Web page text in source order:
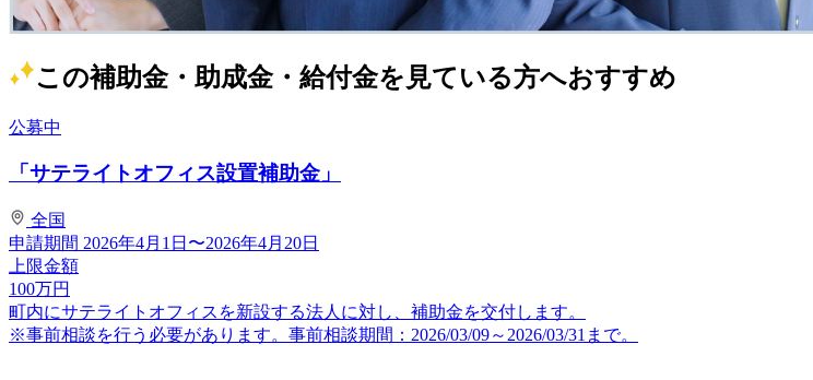
この補助金・助成金・給付金を見ている方へおすすめ
公募中
「サテライトオフィス設置補助金」
全国
申請期間 2026年4月1日〜2026年4月20日
上限金額
100万円
町内にサテライトオフィスを新設する法人に対し、補助金を交付します。
※事前相談を行う必要があります。事前相談期間：2026/03/09～2026/03/31まで。